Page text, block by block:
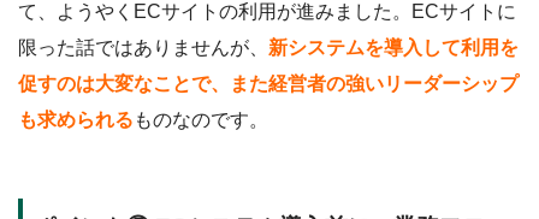
て、ようやくECサイトの利用が進みました。ECサイトに
限った話ではありませんが、 新システムを導入して利用を
促すのは大変なことで、また経営者の強いリーダーシップ
も求められる ものなのです。